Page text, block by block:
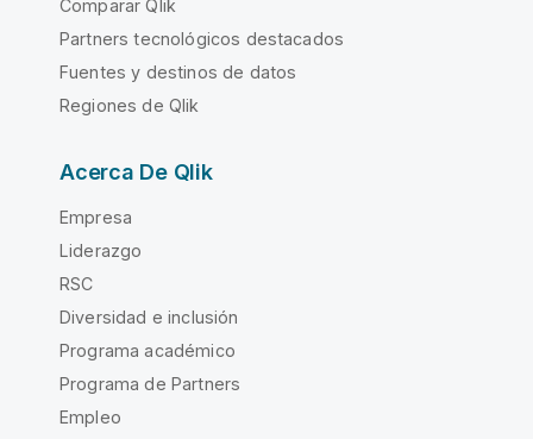
Comparar Qlik
Partners tecnológicos destacados
Fuentes y destinos de datos
Regiones de Qlik
Acerca De Qlik
Empresa
Liderazgo
RSC
Diversidad e inclusión
Programa académico
Programa de Partners
Empleo